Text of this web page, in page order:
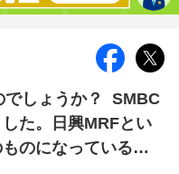
でしょうか？ SMBC
た。日興MRFとい
のになっているん